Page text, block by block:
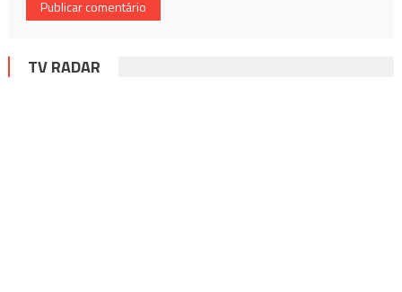
TV RADAR